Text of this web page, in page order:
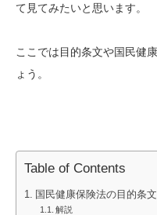
て見てみたいと思います。
ここでは目的条文や国民健
ょう。
Table of Contents
国民健康保険法の目的条文
解説